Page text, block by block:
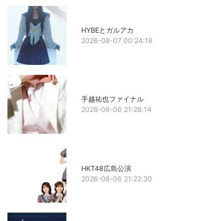
HYBEとガルアカ
2026-08-07 00:24:18
手越祐也ファイナル
2026-08-06 21:28:14
HKT48広島公演
2026-08-06 21:22:30